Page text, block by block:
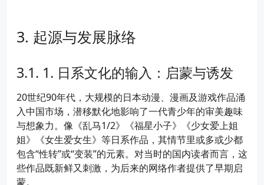
起源与发展脉络
1. 日系文化的输入：启蒙与诱发
20世纪90年代，大规模的日本动漫、漫画及游戏作品涌
入中国市场，潜移默化地影响了一代青少年的审美趣味
与想象力。像《乱马1/2》《福星小子》《少女爱上姐
姐》《女生爱女生》等日系作品，其情节里或多或少都
包含“性转”或“变装”的元素。对当时的国内读者而言，这
些作品既新鲜又刺激，为后来的网络作者提供了早期启
蒙。